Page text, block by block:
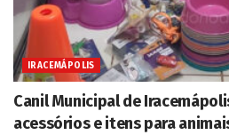
IRACEMÁPOLIS
Canil Municipal de
acessórios e itens para